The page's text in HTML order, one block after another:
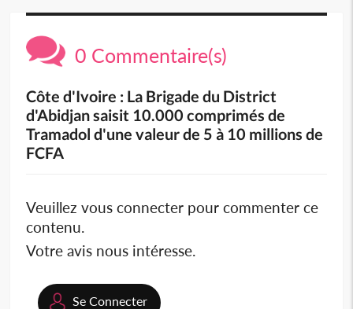
0 Commentaire(s)
Côte d'Ivoire : La Brigade du District
d'Abidjan saisit 10.000 comprimés de
Tramadol d'une valeur de 5 à 10 millions de
FCFA
Veuillez vous connecter pour commenter ce
contenu.
Votre avis nous intéresse.
Se Connecter